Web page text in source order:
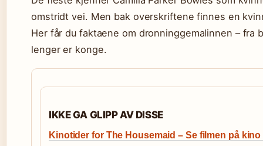
omstridt vei. Men bak overskriftene finnes en
Her får du faktaene om dronninggemalinnen – fra
lenger er konge.
IKKE GA GLIPP AV DISSE
Kinotider for The Housemaid – Se filmen på kino